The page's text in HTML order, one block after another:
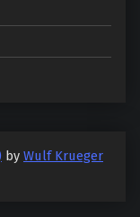
by Wulf Krueger